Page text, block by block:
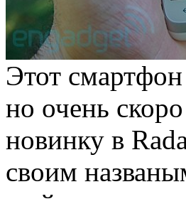
Этот
но очень
новинку в
своим